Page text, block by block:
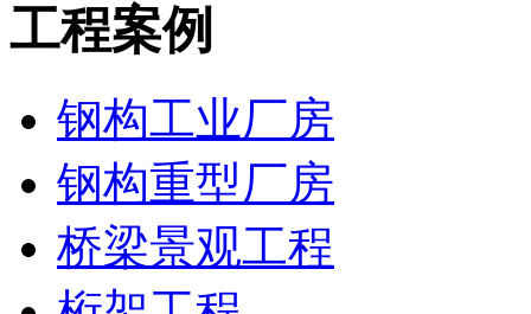
工程案例
钢构工业厂房
钢构重型厂房
桥梁景观工程